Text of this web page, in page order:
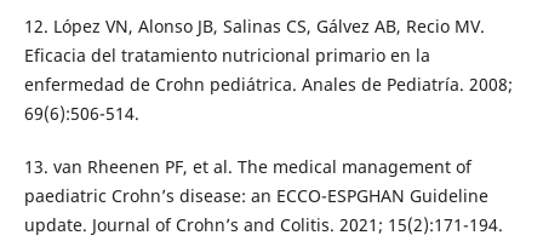
12. López VN, Alonso JB, Salinas CS, Gálvez AB, Recio MV.
Eficacia del tratamiento nutricional primario en la
enfermedad de Crohn pediátrica. Anales de Pediatría. 2008;
69(6):506-514.
13. van Rheenen PF, et al. The medical management of
paediatric Crohn’s disease: an ECCO-ESPGHAN Guideline
update. Journal of Crohn’s and Colitis. 2021; 15(2):171-194.